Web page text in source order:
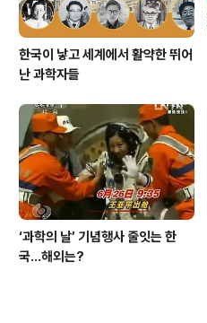
한국이 낳고 세계에서 활약한 뛰어
난 과학자들
‘과학의 날’ 기념행사 줄잇는 한
국…해외는?